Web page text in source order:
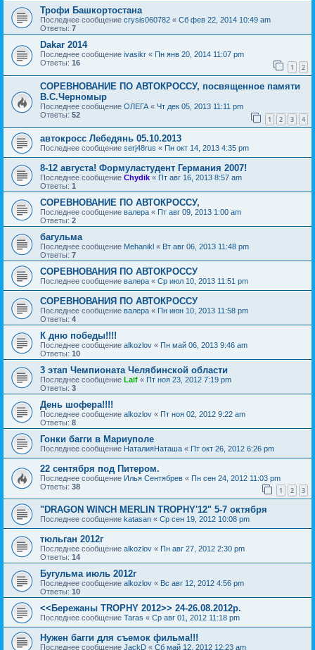
Трофи Башкортостана
Последнее сообщение crysis060782 « Сб фев 22, 2014 10:49 am
Ответы: 7
Dakar 2014
Последнее сообщение ivasikr « Пн янв 20, 2014 11:07 pm
Ответы: 16 1 2
СОРЕВНОВАНИЕ ПО АВТОКРОССУ, посвященное памяти
В.С.Черномыр
Последнее сообщение ОЛЕГА « Чт дек 05, 2013 11:11 pm
Ответы: 52 1 2 3 4
автокросс Лебедянь 05.10.2013
Последнее сообщение serj48rus « Пн окт 14, 2013 4:35 pm
8-12 августа! Формуластудент Германия 2007!
Последнее сообщение Chydik « Пт авг 16, 2013 8:57 am
Ответы: 1
СОРЕВНОВАНИЕ ПО АВТОКРОССУ,
Последнее сообщение валера « Пт авг 09, 2013 1:00 am
Ответы: 2
багульма
Последнее сообщение Mehanikl « Вт авг 06, 2013 11:48 pm
Ответы: 7
СОРЕВНОВАНИЯ ПО АВТОКРОССУ
Последнее сообщение валера « Ср июл 10, 2013 11:51 pm
СОРЕВНОВАНИЯ ПО АВТОКРОССУ
Последнее сообщение валера « Пн июн 10, 2013 11:58 pm
Ответы: 4
К дню победы!!!!
Последнее сообщение alkozlov « Пн май 06, 2013 9:46 am
Ответы: 10
3 этап Чемпионата Челябинской области
Последнее сообщение Laif « Пт ноя 23, 2012 7:19 pm
Ответы: 3
День шофера!!!!
Последнее сообщение alkozlov « Пт ноя 02, 2012 9:22 am
Ответы: 8
Гонки багги в Мариуполе
Последнее сообщение НаталияНаташа « Пт окт 26, 2012 6:26 pm
22 сентября под Питером.
Последнее сообщение Илья Сентябрев « Пн сен 24, 2012 11:03 pm
Ответы: 38 1 2 3
"DRAGON WINCH MERLIN TROPHY'12" 5-7 октября
Последнее сообщение katasan « Ср сен 19, 2012 10:08 pm
тюльган 2012г
Последнее сообщение alkozlov « Пн авг 27, 2012 2:30 pm
Ответы: 14
Бугульма июль 2012г
Последнее сообщение alkozlov « Вс авг 12, 2012 4:56 pm
Ответы: 10
<<Бережаны TROPHY 2012>> 24-26.08.2012р.
Последнее сообщение Taras « Ср авг 01, 2012 11:18 pm
Нужен багги для съемок фильма!!!
Последнее сообщение JackD « Сб май 12, 2012 12:23 am